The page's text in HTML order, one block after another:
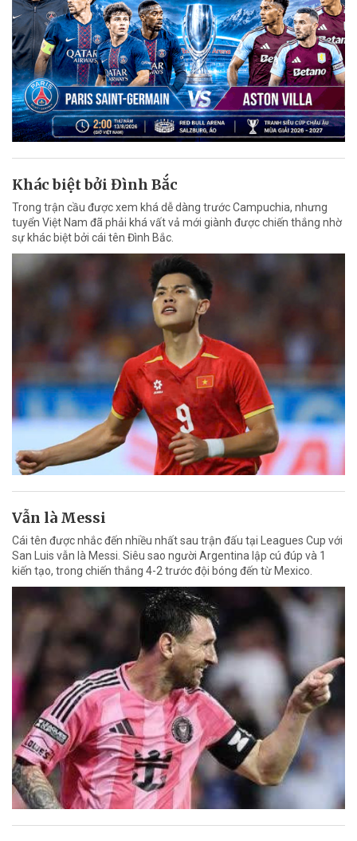
Khác biệt bởi Đình Bắc
Trong trận cầu được xem khá dễ dàng trước Campuchia, nhưng
tuyển Việt Nam đã phải khá vất vả mới giành được chiến thắng nhờ
sự khác biệt bởi cái tên Đình Bắc.
Vẫn là Messi
Cái tên được nhắc đến nhiều nhất sau trận đấu tại Leagues Cup với
San Luis vẫn là Messi. Siêu sao người Argentina lập cú đúp và 1
kiến tạo, trong chiến thắng 4-2 trước đội bóng đến từ Mexico.